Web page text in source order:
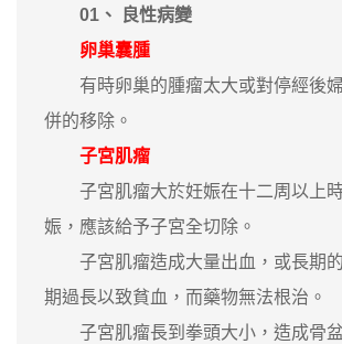
01、 良性病變
卵巢囊腫
有時卵巢的腫瘤太大或對停經後
併的移除。
子宮肌瘤
子宮肌瘤大於妊娠在十二周以上
娠，應該給予子宮全切除。
子宮肌瘤造成大量出血，或長期的
期過長以致貧血，而藥物無法根治。
子宮肌瘤長到拳頭大小，造成骨盆